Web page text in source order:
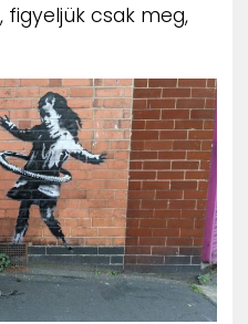
TÁJÉKOZTATÓ
figyeljük csak meg,